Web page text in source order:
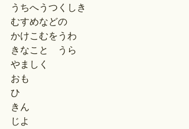
うちへうつくしき
むすめなどの
かけこむをうわ
きなことゝうら
やましく
おも
ひ
きん
じよ